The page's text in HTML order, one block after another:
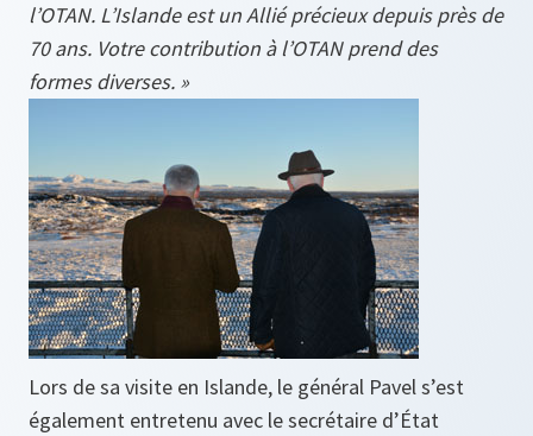
l’OTAN. L’Islande est un Allié précieux depuis près de
70 ans. Votre contribution à l’OTAN prend des
formes diverses. »
Lors de sa visite en Islande, le général Pavel s’est
également entretenu avec le secrétaire d’État